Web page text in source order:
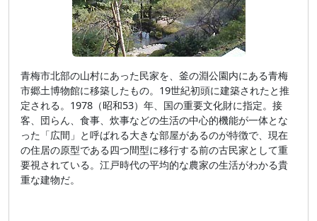
青梅市北部の山村にあった民家を、釜の淵公園内にある青梅
市郷土博物館に移築したもの。19世紀初頭に建築されたと推
定される。1978（昭和53）年、国の重要文化財に指定。接
客、団らん、食事、炊事などの生活の中心的機能が一体とな
った「広間」と呼ばれる大きな部屋があるのが特徴で、現在
の住居の原型である四つ間型に移行する前の古民家として重
要視されている。江戸時代の平均的な農家の生活がわかる貴
重な建物だ。